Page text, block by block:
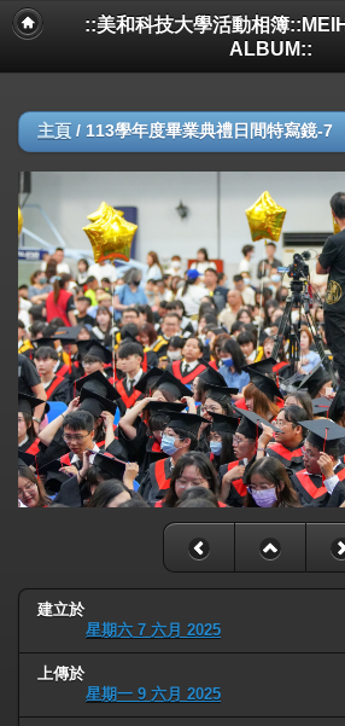
::美和科技大學活動相簿
ALBUM::
主頁 / 113學年度畢業典禮日間特寫鏡-7
建立於
星期六 7 六月 2025
上傳於
星期一 9 六月 2025